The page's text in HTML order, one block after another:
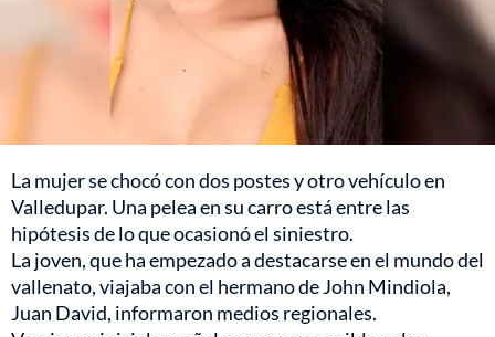
La mujer se chocó con dos postes y otro vehículo en
Valledupar. Una pelea en su carro está entre las
hipótesis de lo que ocasionó el siniestro.
La joven, que ha empezado a destacarse en el mundo del
vallenato, viajaba con el hermano de John Mindiola,
Juan David, informaron medios regionales.